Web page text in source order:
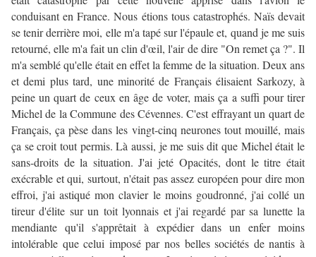
conduisant en France. Nous étions tous catastrophés. Naïs devait
se tenir derrière moi, elle m'a tapé sur l'épaule et, quand je me suis
retourné, elle m'a fait un clin d'œil, l'air de dire "On remet ça ?". Il
m'a semblé qu'elle était en effet la femme de la situation. Deux ans
et demi plus tard, une minorité de Français élisaient Sarkozy, à
peine un quart de ceux en âge de voter, mais ça a suffi pour tirer
Michel de la Commune des Cévennes. C'est effrayant un quart de
Français, ça pèse dans les vingt-cinq neurones tout mouillé, mais
ça se croit tout permis. Là aussi, je me suis dit que Michel était le
sans-droits de la situation. J'ai jeté Opacités, dont le titre était
exécrable et qui, surtout, n'était pas assez européen pour dire mon
effroi, j'ai astiqué mon clavier le moins goudronné, j'ai collé un
tireur d'élite sur un toit lyonnais et j'ai regardé par sa lunette la
mendiante qu'il s'apprêtait à expédier dans un enfer moins
intolérable que celui imposé par nos belles sociétés de nantis à